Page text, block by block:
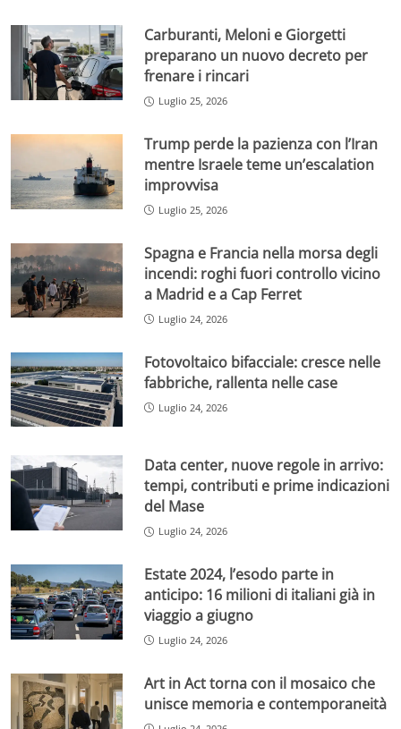
Carburanti, Meloni e Giorgetti
preparano un nuovo decreto per
frenare i rincari
Luglio 25, 2026
Trump perde la pazienza con l’Iran
mentre Israele teme un’escalation
improvvisa
Luglio 25, 2026
Spagna e Francia nella morsa degli
incendi: roghi fuori controllo vicino
a Madrid e a Cap Ferret
Luglio 24, 2026
Fotovoltaico bifacciale: cresce nelle
fabbriche, rallenta nelle case
Luglio 24, 2026
Data center, nuove regole in arrivo:
tempi, contributi e prime indicazioni
del Mase
Luglio 24, 2026
Estate 2024, l’esodo parte in
anticipo: 16 milioni di italiani già in
viaggio a giugno
Luglio 24, 2026
Art in Act torna con il mosaico che
unisce memoria e contemporaneità